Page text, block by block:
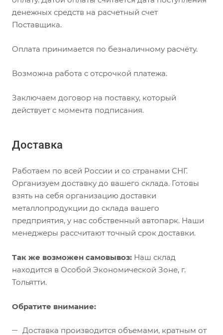
денежных средств на расчетный счет
Поставщика.
Оплата принимается по безналичному расчёту.
Возможна работа с отсрочкой платежа.
Заключаем договор на поставку, который
действует с момента подписания.
Доставка
Работаем по всей России и со странами СНГ.
Организуем доставку до вашего склада. Готовы
взять на себя организацию доставки
металлопродукции до склада вашего
предприятия, у нас собственный автопарк. Наши
менеджеры рассчитают точный срок доставки.
Так же возможен самовывоз: Наш склад
находится в Особой Экономической Зоне, г.
Тольятти.
Обратите внимание:
Доставка производится объемами, кратным от